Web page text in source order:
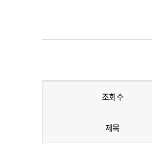
조회수
제목